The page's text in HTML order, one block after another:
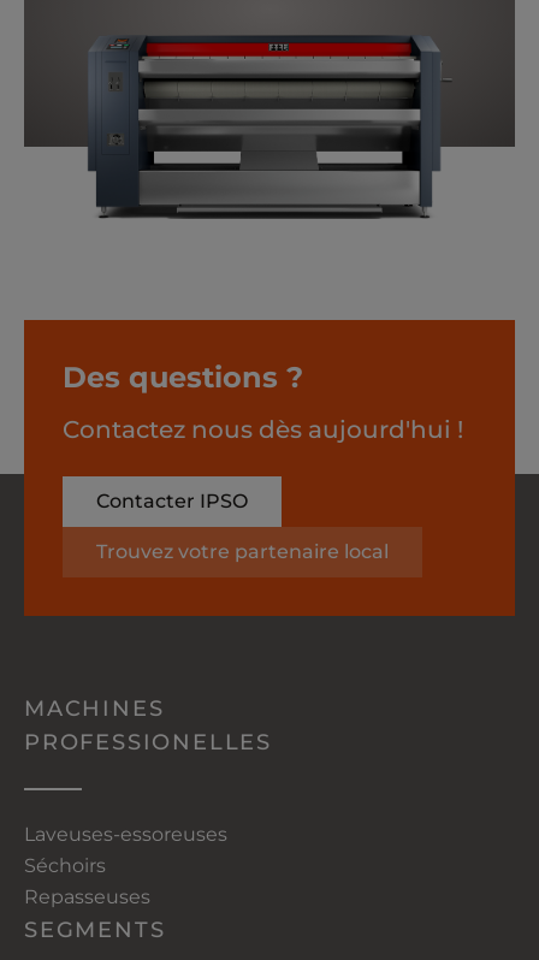
Des questions ?
Contactez nous dès aujourd'hui !
Contacter IPSO
Trouvez votre partenaire local
MACHINES
PROFESSIONELLES
Laveuses-essoreuses
Séchoirs
Repasseuses
SEGMENTS